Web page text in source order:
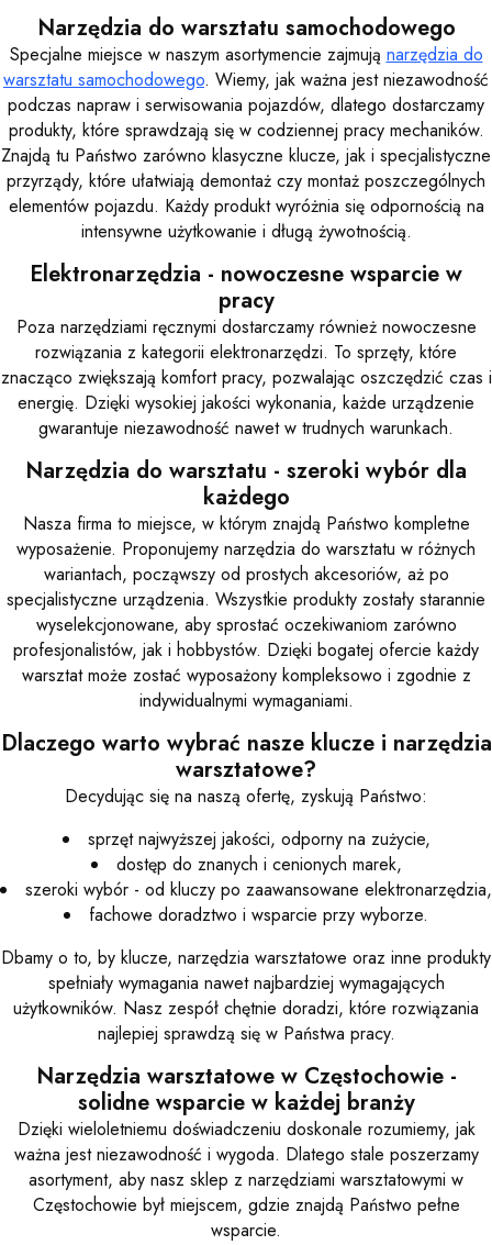
Narzędzia do warsztatu samochodowego
Specjalne miejsce w naszym asortymencie zajmują narzędzia do
warsztatu samochodowego. Wiemy, jak ważna jest niezawodność
podczas napraw i serwisowania pojazdów, dlatego dostarczamy
produkty, które sprawdzają się w codziennej pracy mechaników.
Znajdą tu Państwo zarówno klasyczne klucze, jak i specjalistyczne
przyrządy, które ułatwiają demontaż czy montaż poszczególnych
elementów pojazdu. Każdy produkt wyróżnia się odpornością na
intensywne użytkowanie i długą żywotnością.
Elektronarzędzia - nowoczesne wsparcie w
pracy
Poza narzędziami ręcznymi dostarczamy również nowoczesne
rozwiązania z kategorii elektronarzędzi. To sprzęty, które
znacząco zwiększają komfort pracy, pozwalając oszczędzić czas i
energię. Dzięki wysokiej jakości wykonania, każde urządzenie
gwarantuje niezawodność nawet w trudnych warunkach.
Narzędzia do warsztatu - szeroki wybór dla
każdego
Nasza firma to miejsce, w którym znajdą Państwo kompletne
wyposażenie. Proponujemy narzędzia do warsztatu w różnych
wariantach, począwszy od prostych akcesoriów, aż po
specjalistyczne urządzenia. Wszystkie produkty zostały starannie
wyselekcjonowane, aby sprostać oczekiwaniom zarówno
profesjonalistów, jak i hobbystów. Dzięki bogatej ofercie każdy
warsztat może zostać wyposażony kompleksowo i zgodnie z
indywidualnymi wymaganiami.
Dlaczego warto wybrać nasze klucze i narzędzia
warsztatowe?
Decydując się na naszą ofertę, zyskują Państwo:
sprzęt najwyższej jakości, odporny na zużycie,
dostęp do znanych i cenionych marek,
szeroki wybór - od kluczy po zaawansowane elektronarzędzia,
fachowe doradztwo i wsparcie przy wyborze.
Dbamy o to, by klucze, narzędzia warsztatowe oraz inne produkty
spełniały wymagania nawet najbardziej wymagających
użytkowników. Nasz zespół chętnie doradzi, które rozwiązania
najlepiej sprawdzą się w Państwa pracy.
Narzędzia warsztatowe w Częstochowie -
solidne wsparcie w każdej branży
Dzięki wieloletniemu doświadczeniu doskonale rozumiemy, jak
ważna jest niezawodność i wygoda. Dlatego stale poszerzamy
asortyment, aby nasz sklep z narzędziami warsztatowymi w
Częstochowie był miejscem, gdzie znajdą Państwo pełne
wsparcie.